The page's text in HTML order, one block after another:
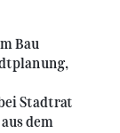
Bau
Stadtrat
dem